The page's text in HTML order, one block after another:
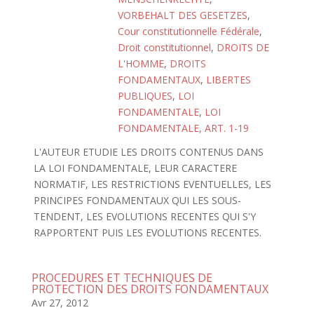
VORBEHALT DES GESETZES,
Cour constitutionnelle Fédérale,
Droit constitutionnel, DROITS DE
L'HOMME, DROITS
FONDAMENTAUX, LIBERTES
PUBLIQUES, LOI
FONDAMENTALE, LOI
FONDAMENTALE, ART. 1-19
L'AUTEUR ETUDIE LES DROITS CONTENUS DANS
LA LOI FONDAMENTALE, LEUR CARACTERE
NORMATIF, LES RESTRICTIONS EVENTUELLES, LES
PRINCIPES FONDAMENTAUX QUI LES SOUS-
TENDENT, LES EVOLUTIONS RECENTES QUI S'Y
RAPPORTENT PUIS LES EVOLUTIONS RECENTES.
PROCEDURES ET TECHNIQUES DE
PROTECTION DES DROITS FONDAMENTAUX
Avr 27, 2012